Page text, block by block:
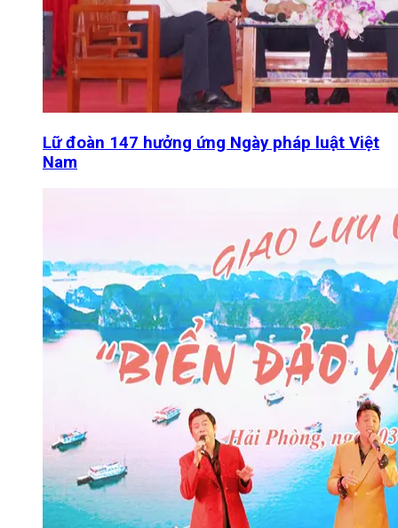
Lữ đoàn 147 hưởng ứng Ngày pháp luật Việt
Nam